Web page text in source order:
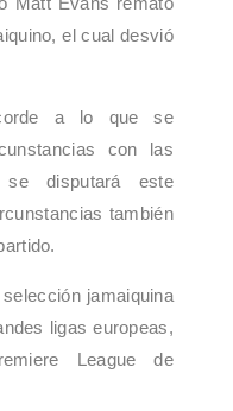
el cual desvió
a lo que se
con las
disputará este
también
jamaiquina
ligas europeas,
League de